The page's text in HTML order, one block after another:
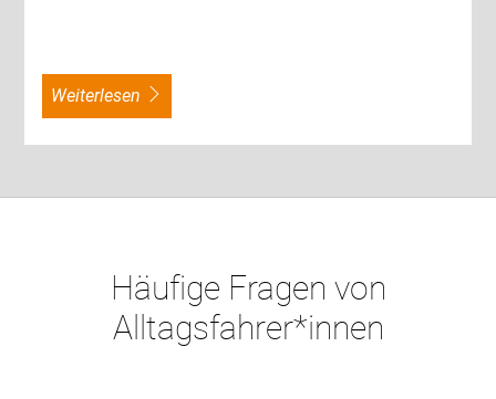
weiterlesen
Häufige Fragen von
Alltagsfahrer*innen